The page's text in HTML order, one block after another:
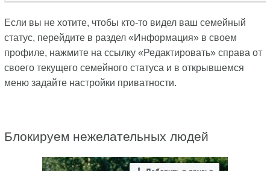
Если вы не хотите, чтобы кто-то видел ваш семейный
статус, перейдите в раздел «Информация» в своем
профиле, нажмите на ссылку «Редактировать» справа от
своего текущего семейного статуса и в открывшемся
меню задайте настройки приватности.
Блокируем нежелательных людей